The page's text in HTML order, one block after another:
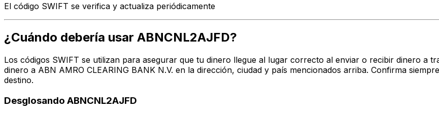
El código SWIFT se verifica y actualiza periódicamente
¿Cuándo debería usar ABNCNL2AJFD?
Los códigos SWIFT se utilizan para asegurar que tu dinero llegue al lugar correcto al enviar o recibir dinero a
dinero a ABN AMRO CLEARING BANK N.V. en la dirección, ciudad y país mencionados arriba. Confirma
destino.
Desglosando ABNCNL2AJFD